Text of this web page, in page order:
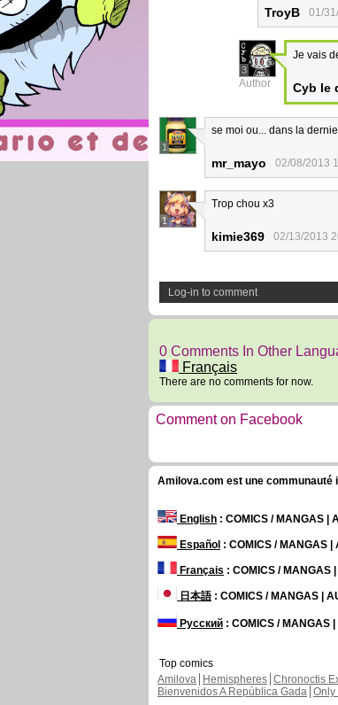
TroyB 01/
3
Author
Je vais
Cyb le
1
se moi ou... dans la
mr_mayo 02/08/2013
1
Trop chou x3
kimie369 02/13/2013
Log-in to comment
0 Comments In Other
Français
There are no comments for now.
Comment on Facebook
Amilova.com est une
English : COMICS / MANGAS |
Español : COMICS / MANGAS |
Français : COMICS / MANGAS
日本語: COMICS / MANGAS |
Русский : COMICS / MANGAS
Top comics
Amilova
Hemispheres Chronoctis
Bienvenidos A República Gada Only